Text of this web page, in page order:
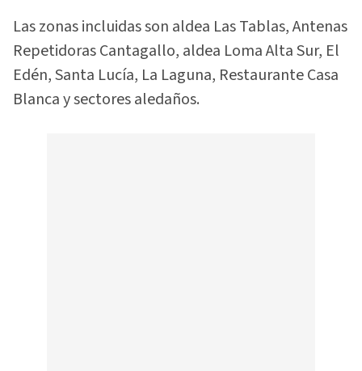
Las zonas incluidas son aldea Las Tablas, Antenas
Repetidoras Cantagallo, aldea Loma Alta Sur, El
Edén, Santa Lucía, La Laguna, Restaurante Casa
Blanca y sectores aledaños.